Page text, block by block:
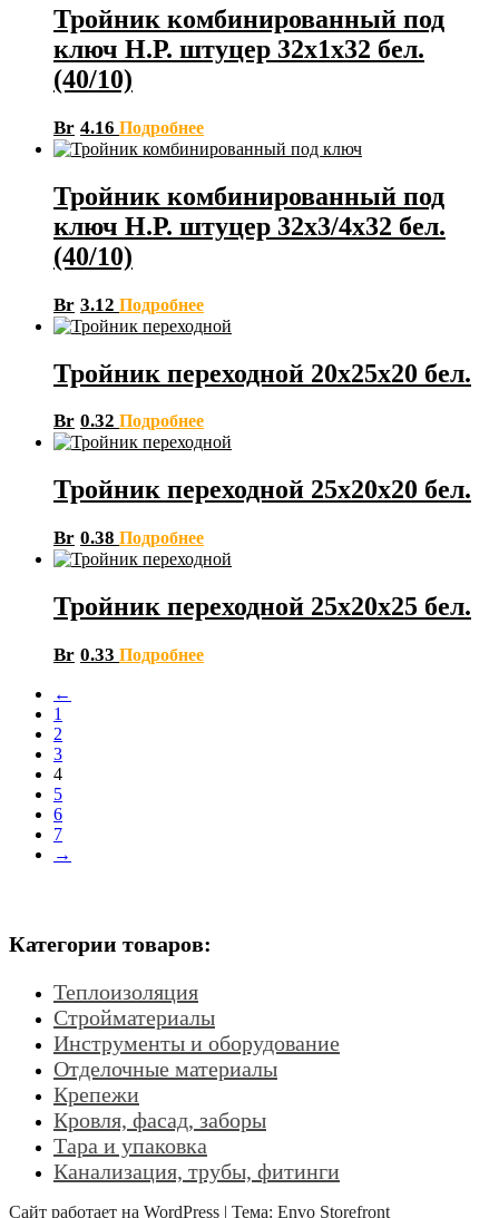
Тройник комбинированный под
ключ Н.Р. штуцер 32х1х32 бел.
(40/10)
Br 4.16 Подробнее
Тройник комбинированный под
ключ Н.Р. штуцер 32х3/4х32 бел.
(40/10)
Br 3.12 Подробнее
Тройник переходной 20х25х20 бел.
Br 0.32 Подробнее
Тройник переходной 25х20х20 бел.
Br 0.38 Подробнее
Тройник переходной 25х20х25 бел.
Br 0.33 Подробнее
←
1
2
3
4
5
6
7
→
Категории товаров:
Теплоизоляция
Стройматериалы
Инструменты и оборудование
Отделочные материалы
Крепежи
Кровля, фасад, заборы
Тара и упаковка
Канализация, трубы, фитинги
Сайт работает на WordPress | Тема: Envo Storefront